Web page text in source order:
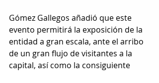
Gómez Gallegos añadió que este
evento permitirá la exposición de la
entidad a gran escala, ante el arribo
de un gran flujo de visitantes a la
capital, así como la consiguiente